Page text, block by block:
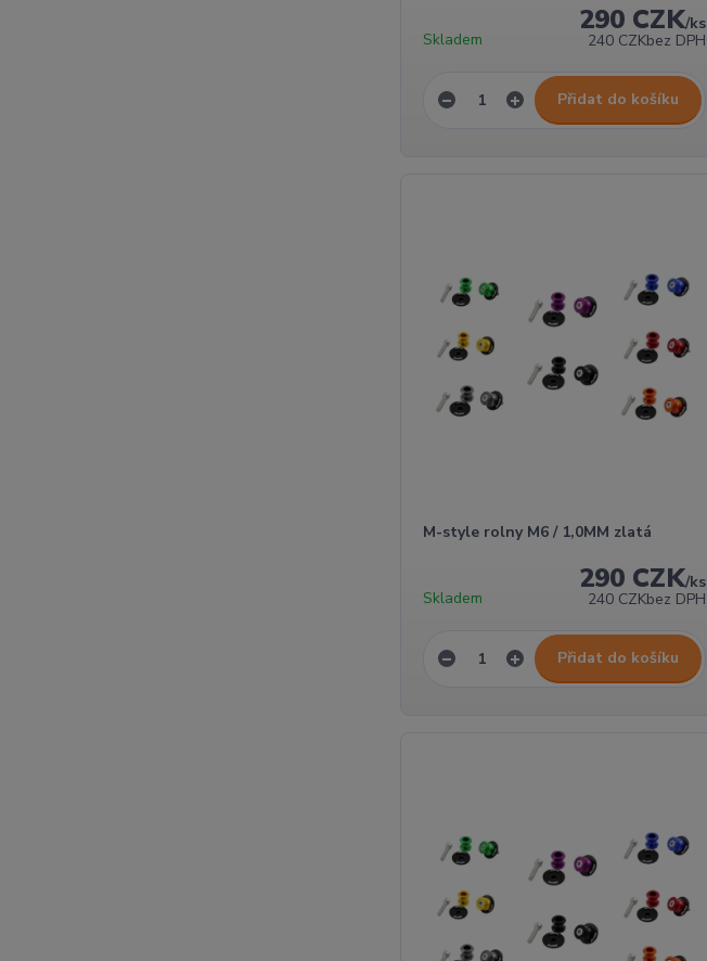
290 CZK/ks
240 CZKbez DPH
Skladem
Přidat do košíku
M-style rolny M6 / 1,0MM zlatá
290 CZK/ks
240 CZKbez DPH
Skladem
Přidat do košíku